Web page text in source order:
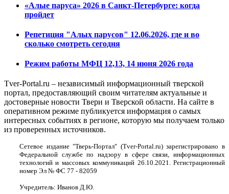
«Алые паруса» 2026 в Санкт-Петербурге: когда
пройдет
Репетиция "Алых парусов" 12.06.2026, где и во
сколько смотреть сегодня
Режим работы МФЦ 12,13, 14 июня 2026 года
Tver-Portal.ru – независимый информационный тверской
портал, предоставляющий своим читателям актуальные и
достоверные новости Твери и Тверской области. На сайте в
оперативном режиме публикуется информация о самых
интересных событиях в регионе, которую мы получаем только
из проверенных источников.
Сетевое издание "Тверь-Портал" (Tver-Portal.ru) зарегистрировано в
Федеральной службе по надзору в сфере связи, информационных
технологий и массовых коммуникаций 26.10.2021. Регистрационный
номер Эл № ФС 77 - 82059
Учредитель: Иванов Д.Ю.